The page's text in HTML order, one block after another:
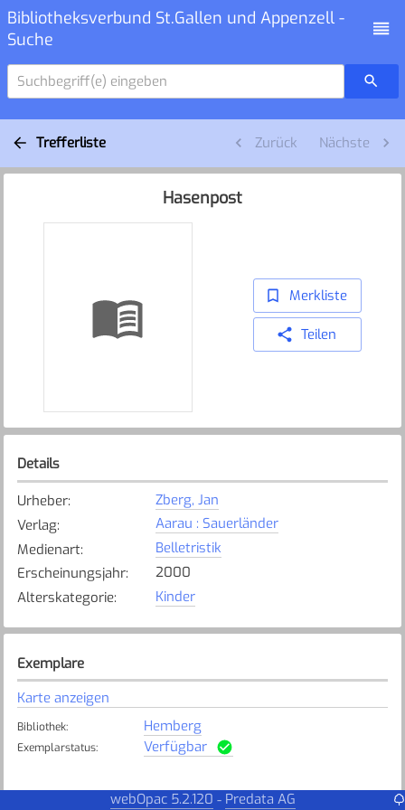
Bibliotheksverbund St.Gallen und Appenzell -
Suche
Suchbegriff(e) eingeben
Trefferliste Zurück Nächste
Hasenpost
Merkliste
Teilen
Details
Urheber:
Zberg, Jan
Verlag:
Aarau : Sauerländer
Medienart:
Belletristik
Erscheinungsjahr:
2000
Alterskategorie: Kinder
Exemplare
Karte anzeigen
Bibliothek: Hemberg
Exemplarstatus: Verfügbar
webOpac 5.2.120 - Predata AG